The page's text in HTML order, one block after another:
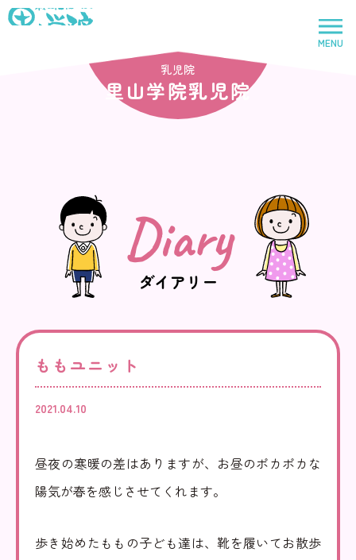
MENU
トップページ
児童養護施設 鈴鹿里山学院
さとおや
乳児院
里山学院乳児院
Diary
ダイアリー
ももユニット
2021.04.10
昼夜の寒暖の差はありますが、お昼のポカポカな
陽気が春を感じさせてくれます。
歩き始めたももの子ども達は、靴を履いてお散歩